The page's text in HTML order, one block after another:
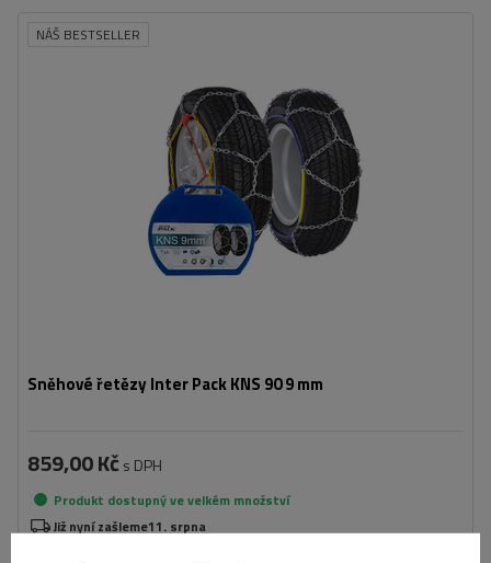
NÁŠ BESTSELLER
Sněhové řetězy Inter Pack KNS 90 9 mm
Ne
ÖNORM V5117,TÜV/GS
859,00 Kč s DPH
Produkt dostupný ve velkém množství
Již nyní zašleme11. srpna